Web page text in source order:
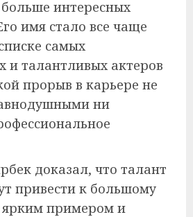
интересных
имя стало все чаще
самых
и талантливых актеров
прорыв в карьере не
ни
доказал, что талант
привести к большому
ярким примером и